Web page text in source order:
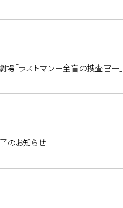
「ラストマンー全盲の捜査官ー」
のお知らせ